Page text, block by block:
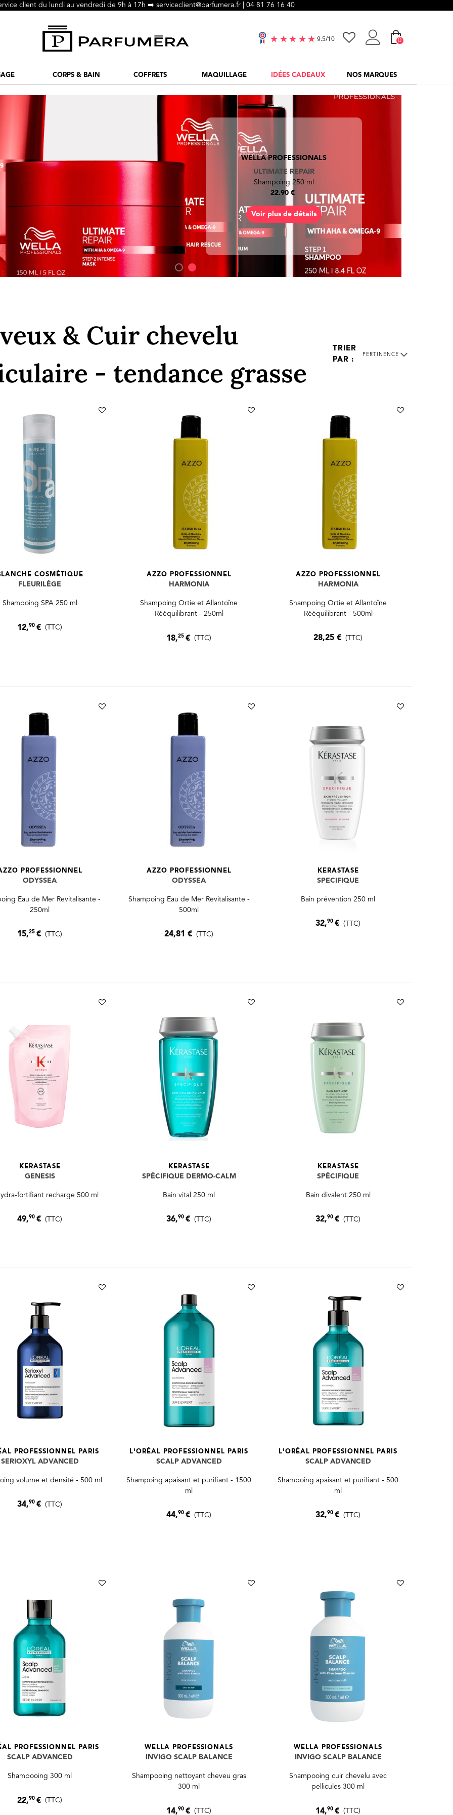
client du lundi au vendredi de 9h à 17h ➡️ serviceclient@parfumera.fr | 04 81 76 16 40
0
CORPS & BAIN COFFRETS MAQUILLAGE IDÉES CADEAUX NOS MARQUES
L'ORÉAL PROFESSIONNEL PARIS
KERATIN ALPHA SLEEK
Soin transformatif lissant - 200ml
29.90 €
Voir plus de détails
& Cuir chevelu
- tendance grasse
PERTINENCE
COSMÉTIQUE
FLEURILÈGE
Shampoing SPA 250 ml
12,90€ (TTC)
AZZO PROFESSIONNEL
HARMONIA
Shampoing Ortie et Allantoïne
Rééquilibrant - 250ml
18,25€ (TTC)
AZZO PROFESSIONNEL
HARMONIA
Shampoing Ortie et Allantoïne
Rééquilibrant - 500ml
28,25 € (TTC)
PROFESSIONNEL
ODYSSEA
Eau de Mer Revitalisante -
250ml
15,25€ (TTC)
AZZO PROFESSIONNEL
ODYSSEA
Shampoing Eau de Mer Revitalisante -
500ml
24,81 € (TTC)
KERASTASE
SPECIFIQUE
Bain prévention 250 ml
32,90€ (TTC)
KERASTASE
GENESIS
fortifiant recharge 500 ml
49,90€ (TTC)
KERASTASE
SPÉCIFIQUE DERMO-CALM
Bain vital 250 ml
36,90€ (TTC)
KERASTASE
SPÉCIFIQUE
Bain divalent 250 ml
32,90€ (TTC)
PROFESSIONNEL PARIS
SERIOXYL ADVANCED
volume et densité - 500 ml
34,90€ (TTC)
L'ORÉAL PROFESSIONNEL PARIS
SCALP ADVANCED
Shampoing apaisant et purifiant - 1500
ml
44,90€ (TTC)
L'ORÉAL PROFESSIONNEL PARIS
SCALP ADVANCED
Shampoing apaisant et purifiant - 500
ml
32,90€ (TTC)
PROFESSIONNEL PARIS
SCALP ADVANCED
Shampooing 300 ml
22,90€ (TTC)
WELLA PROFESSIONALS
INVIGO SCALP BALANCE
Shampooing nettoyant cheveu gras
300 ml
14,90€ (TTC)
WELLA PROFESSIONALS
INVIGO SCALP BALANCE
Shampooing cuir chevelu avec
pellicules 300 ml
14,90€ (TTC)